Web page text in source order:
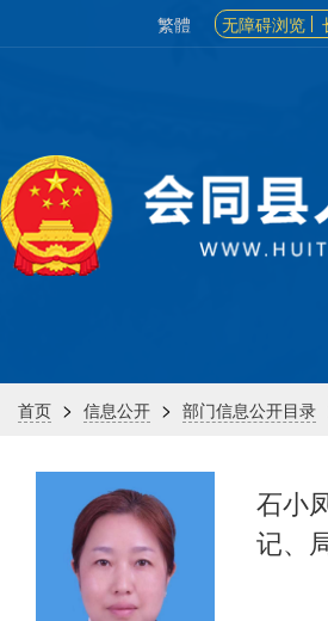
繁體 无障碍浏览
首页 > 信息公开 > 部门信息公开目录
石小
记、